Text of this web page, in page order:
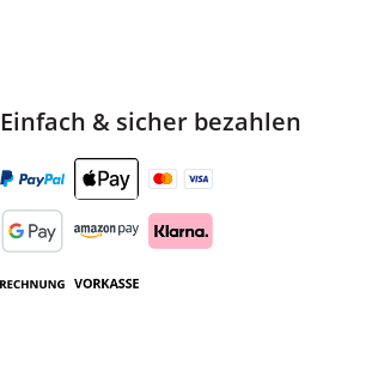
Einfach & sicher bezahlen